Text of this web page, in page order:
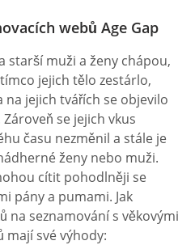
webů Age Gap
starší muži a ženy chápou,
jejich tělo zestárlo,
na jejich tvářích se objevilo
se jejich vkus
času nezměnil a stále je
ženy nebo muži.
cítit pohodlněji se
pány a pumami. Jak
na seznamování s věkovými
mají své výhody: